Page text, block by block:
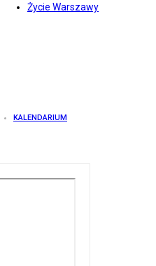
Życie Warszawy
KALENDARIUM